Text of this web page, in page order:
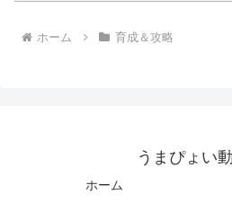
ホーム 育成＆攻略
うまぴょい
ホーム